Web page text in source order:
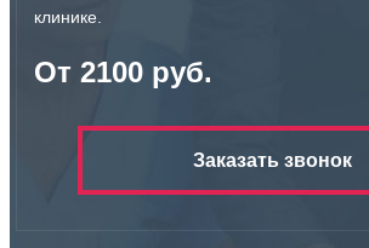
клинике.
От 2100 руб.
Заказать звонок